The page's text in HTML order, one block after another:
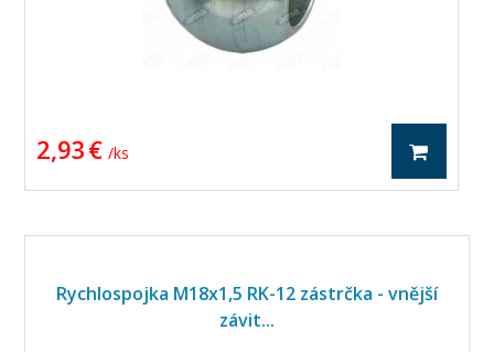
2,93 € / ks
Rychlospojka M18x1,5 RK-12 zástrčka - vnější
závit...